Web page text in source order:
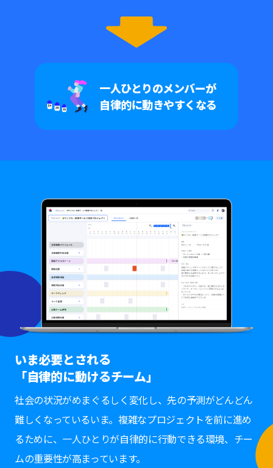
一人ひとりのメンバーが
自律的に動きやすくなる
いま必要とされる
「自律的に動けるチーム」
社会の状況がめまぐるしく変化し、先の予測がどんどん
難しくなっているいま。複雑なプロジェクトを前に進め
るために、一人ひとりが自律的に行動できる環境、チー
ムの重要性が高まっています。